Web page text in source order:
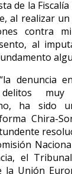
de la
al realizar
contra
al
denuncia
muy
ha sido
Chira-
el
la Unión